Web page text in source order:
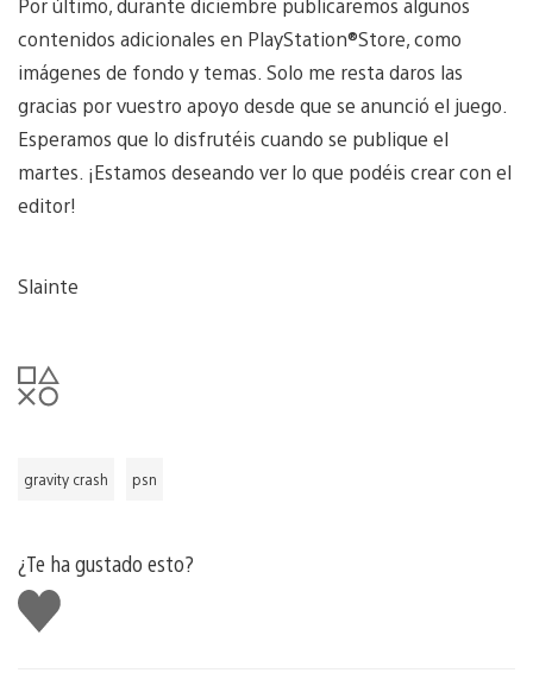
contenidos adicionales en PlayStation®Store, como
imágenes de fondo y temas. Solo me resta daros las
gracias por vuestro apoyo desde que se anunció el juego.
Esperamos que lo disfrutéis cuando se publique el
martes. ¡Estamos deseando ver lo que podéis crear con el
editor!
Slainte
gravity crash psn
¿Te ha gustado esto?
Me
gusta